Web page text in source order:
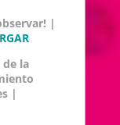
|
de la
|